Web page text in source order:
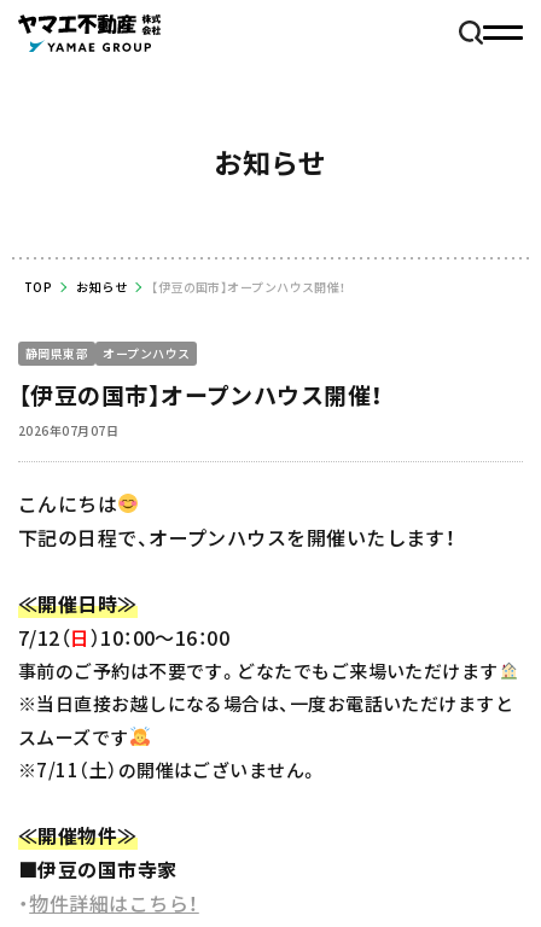
お知らせ
TOP お知らせ 【伊豆の国市】オープンハウス開催！
静岡県東部 オープンハウス
【伊豆の国市】オープンハウス開催！
2026年07月07日
こんにちは
下記の日程で、オープンハウスを開催いたします！
≪開催日時≫
7/12（日）10：00～16：00
事前のご予約は不要です。どなたでもご来場いただけます
※当日直接お越しになる場合は、一度お電話いただけますと
スムーズです
※7/11（土）の開催はございません。
≪開催物件≫
■伊豆の国市寺家
・物件詳細はこちら！